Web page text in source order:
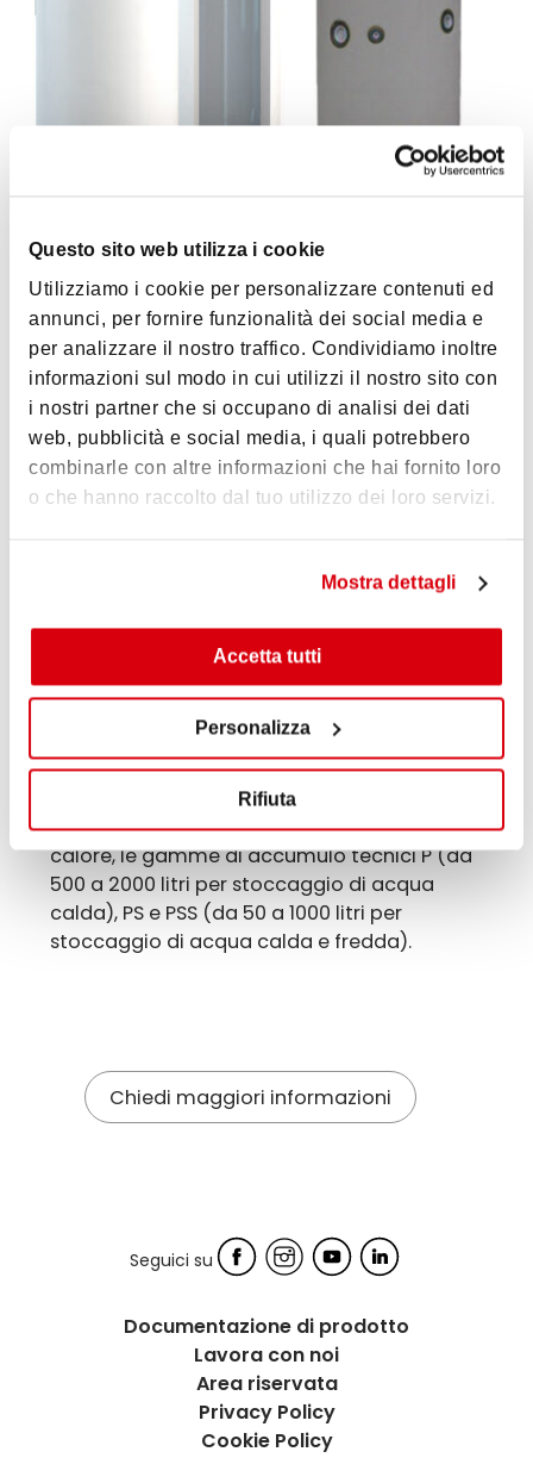
Questo sito web utilizza i cookie
Utilizziamo i cookie per personalizzare contenuti ed
annunci, per fornire funzionalità dei social media e
per analizzare il nostro traffico. Condividiamo inoltre
informazioni sul modo in cui utilizzi il nostro sito con
i nostri partner che si occupano di analisi dei dati
web, pubblicità e social media, i quali potrebbero
combinarle con altre informazioni che hai fornito loro
o che hanno raccolto dal tuo utilizzo dei loro servizi.
Mostra dettagli
Accetta tutti
Personalizza
Rifiuta
Gli accumuli tecnici negli impianti di
riscaldamento con pompa di calore sono
serbatoi progettati per immagazzinare
l’energia termica prodotta dall’impianto.
Questi serbatoi consentono di ottimizzare
l’efficienza del sistema, permettendo un uso
più regolare e continuo della pompa di
calore, che può funzionare in modo più
accensione e spegnimento frequenti.
Gli accumuli tecnici contribuiscono anche a
bilanciare la domanda di riscaldamento,
garantendo una fornitura costante di calore
consumo energetico complessivo.
Baltur propone, a completamento degli
impianti di riscaldamento in pompa di
calore, le gamme di accumulo tecnici P (da
500 a 2000 litri per stoccaggio di acqua
calda), PS e PSS (da 50 a 1000 litri per
stoccaggio di acqua calda e fredda).
Chiedi maggiori informazioni
Seguici su
Documentazione di prodotto
Lavora con noi
Area riservata
Privacy Policy
Cookie Policy